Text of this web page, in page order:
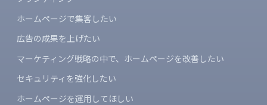
ホームページで集客したい
広告の成果を上げたい
マーケティング戦略の中で、 ホームページを改善したい
セキュリティを強化したい
ホームページを運用してほしい